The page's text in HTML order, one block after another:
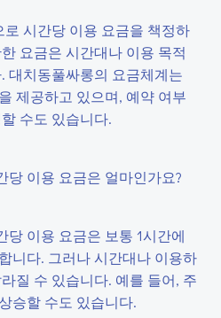
시간당 이용 요금을 책정하
요금은 시간대나 이용 목적
대치동풀싸롱의 요금체계는
제공하고 있으며, 예약 여부
수도 있습니다.
당 이용 요금은 얼마인가요?
당 이용 요금은 보통 1시간에
니다. 그러나 시간대나 이용하
질 수 있습니다. 예를 들어, 주
승할 수도 있습니다.